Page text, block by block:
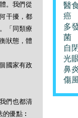
。我們從
干擾，都
「同類療
狀態，體
國家有政
們也都清
優點︰
醫
癌
多
菌
自
光
鼻
傷